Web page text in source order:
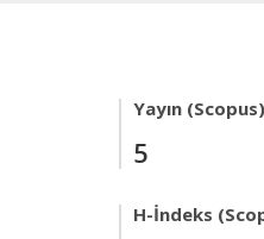
Yayın (Scopus)
5
H-İndeks